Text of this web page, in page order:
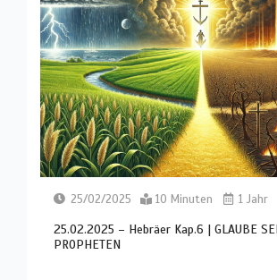
25/02/2025 10 Minuten 1 Jahr
25.02.2025 – Hebräer Kap.6 | GLAUBE
PROPHETEN